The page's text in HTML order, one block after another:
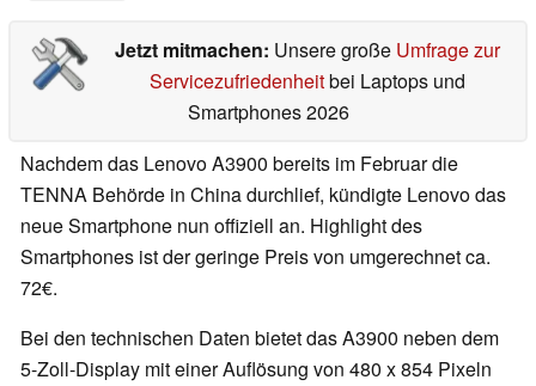
Jetzt mitmachen: Unsere große Umfrage zur
Servicezufriedenheitbei Laptops und
Smartphones 2026
Nachdem das Lenovo A3900 bereits im Februar die
TENNA Behörde in China durchlief, kündigte Lenovo das
neue Smartphone nun offiziell an. Highlight des
Smartphones ist der geringe Preis von umgerechnet ca.
72€.
Bei den technischen Daten bietet das A3900 neben dem
5-Zoll-Display mit einer Auflösung von 480 x 854 Pixeln